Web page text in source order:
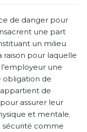
de danger pour
une part
un milieu
raison pour laquelle
une
obligation de
de
assurer leur
et mentale.
sécurité comme